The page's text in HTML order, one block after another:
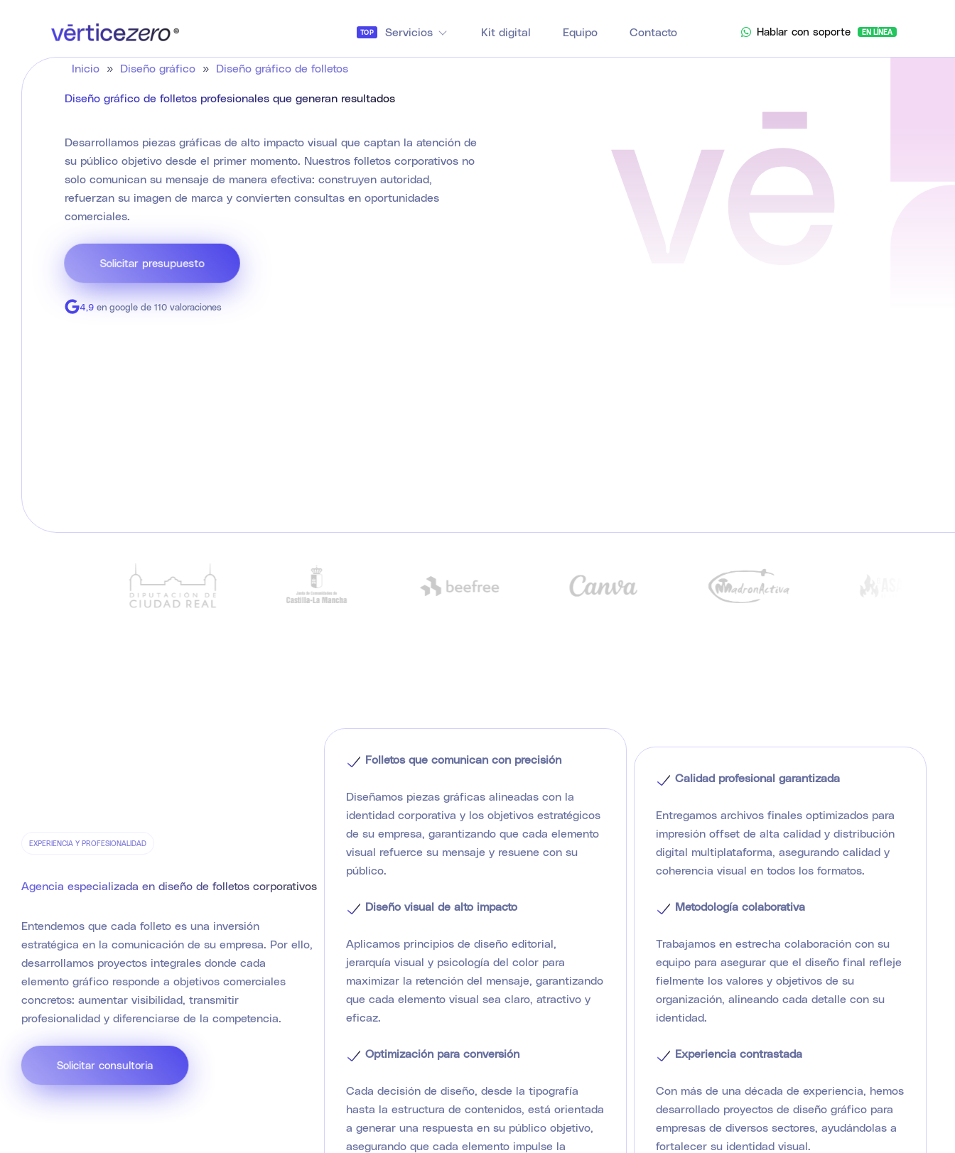
TOP Servicios Kit digital Equipo Contacto Hablar con soporte
Inicio » Diseño gráfico » Diseño gráfico de folletos
Diseño gráfico de folletos profesionales que generan resultados
Desarrollamos piezas gráficas de alto impacto visual que captan la atención de
su público objetivo desde el primer momento. Nuestros folletos corporativos no
solo comunican su mensaje de manera efectiva: construyen autoridad,
refuerzan su imagen de marca y convierten consultas en oportunidades
comerciales.
Solicitar presupuesto
4,9 en google de 110 valoraciones
EXPERIENCIA Y PROFESIONALIDAD
Agencia especializada en diseño de folletos corporativos
Entendemos que cada folleto es una inversión
estratégica en la comunicación de su empresa. Por ello,
desarrollamos proyectos integrales donde cada
elemento gráfico responde a objetivos comerciales
concretos: aumentar visibilidad, transmitir
profesionalidad y diferenciarse de la competencia.
Solicitar consultoria
Folletos que comunican con precisión
Diseñamos piezas gráficas alineadas con la
identidad corporativa y los objetivos estratégicos
de su empresa, garantizando que cada elemento
visual refuerce su mensaje y resuene con su
público.
Diseño visual de alto impacto
Aplicamos principios de diseño editorial,
jerarquía visual y psicología del color para
maximizar la retención del mensaje, garantizando
que cada elemento visual sea claro, atractivo y
eficaz.
Optimización para conversión
Cada decisión de diseño, desde la tipografía
hasta la estructura de contenidos, está orientada
a generar una respuesta en su público objetivo,
asegurando que cada elemento impulse la
Calidad profesional garantizada
Entregamos archivos finales optimizados para
impresión offset de alta calidad y distribución
digital multiplataforma, asegurando calidad y
coherencia visual en todos los formatos.
Metodología colaborativa
Trabajamos en estrecha colaboración con su
equipo para asegurar que el diseño final refleje
fielmente los valores y objetivos de su
organización, alineando cada detalle con su
identidad.
Experiencia contrastada
Con más de una década de experiencia, hemos
desarrollado proyectos de diseño gráfico para
empresas de diversos sectores, ayudándolas a
fortalecer su identidad visual.